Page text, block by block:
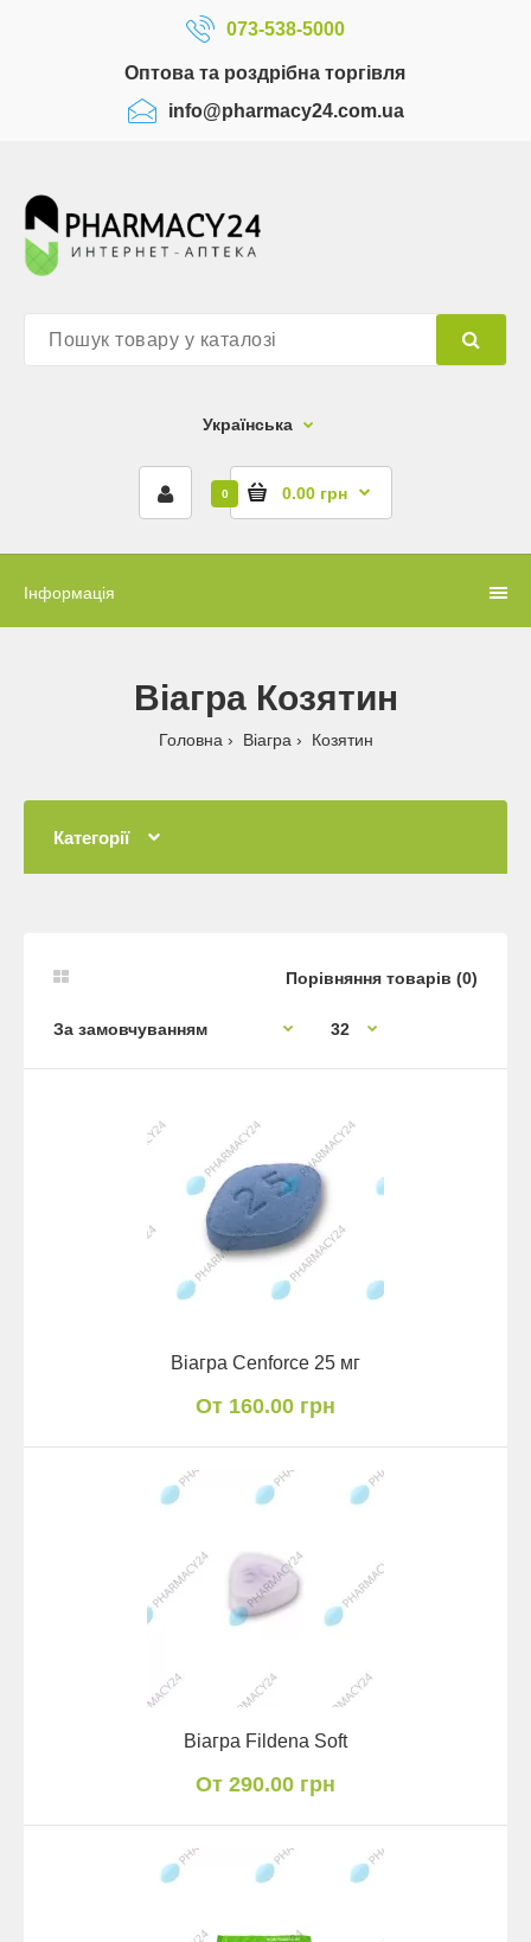
073-538-5000
Оптова та роздрібна торгівля
info@pharmacy24.com.ua
Українська
0 0.00 грн
Інформація
Віагра Козятин
Головна Віагра Козятин
Категорії
Порівняння товарів (0)
Віагра Cenforce 25 мг
От 160.00 грн
Віагра Fildena Soft
От 290.00 грн